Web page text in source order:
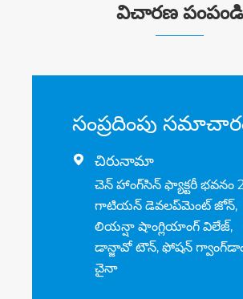
విచారణ పంపండి
సంప్రదింపు
 చిరునామా
చెన్ హాంగ్‌సిన్ ఫ్యాక్టరీ భవనం
గాటియన్ డెవలప్‌మెంట్ జోన్,
లియన్షా షాంగ్లియాంగ్ విలేజ్,
డాన్జావో టౌన్, ఫోషన్
చైనా